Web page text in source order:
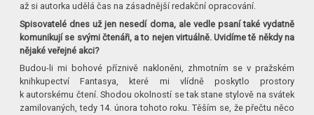
až si autorka udělá čas na zásadnější redakční opracování.
Spisovatelé dnes už jen nesedí doma, ale vedle psaní také vydatně
komunikují se svými čtenáři, a to nejen virtuálně. Uvidíme tě někdy na
nějaké veřejné akci?
Budou-li mi bohové příznivě nakloněni, zhmotním se v pražském
knihkupectví Fantasya, které mi vlídně poskytlo prostory
k autorskému čtení. Shodou okolností se tak stane stylově na svátek
zamilovaných, tedy 14. února tohoto roku. Těším se, že přečtu něco